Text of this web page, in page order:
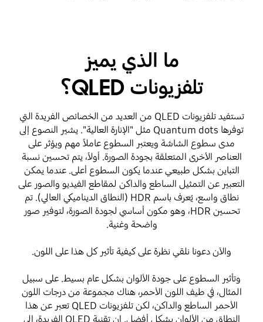
ما الذي يميز
تلفزيونات QLED؟
تستفيد تلفزيونات QLED من العديد من الخصائص الفريدة التي
توفرها Quantum dots مثل "الإنارة العالية". يشير النصوع إلى
مدى سطوع الشاشة ويعتبر السطوع عاملاً مهم ويؤثر على
العناصر الأخرى المتعلقة بجودة الصورة. أولاً، يتم تحسين نسبة
التباين بشكل طبيعي عندما يكون السطوع أعلى. عندما يمكن
التعبير عن التمثيل الساطع والداكن لمقاطع الفيديو والصور على
نطاق واسع، يُعرف باسم HDR (النطاق الديناميكي العالي). تم
تحسين HDR، وهو مكون أساسي لجودة الصورة، لتوفير صور
واضحة وغنية.
والآن دعونا نلقي نظرة على كيفية تأثير كل هذا على اللون.
وتأثير السطوع على جودة الألوان بشكل عام بسيط. على سبيل
المثال، في طيف اللون الأحمر، هناك مجموعة من درجات اللون
الأحمر الساطع والداكن، لكن تلفزيونات QLED تعبر عن هذا
النطاق من الألوان بشكل أفضل. إن تقنية QLED الفريدة، إلى